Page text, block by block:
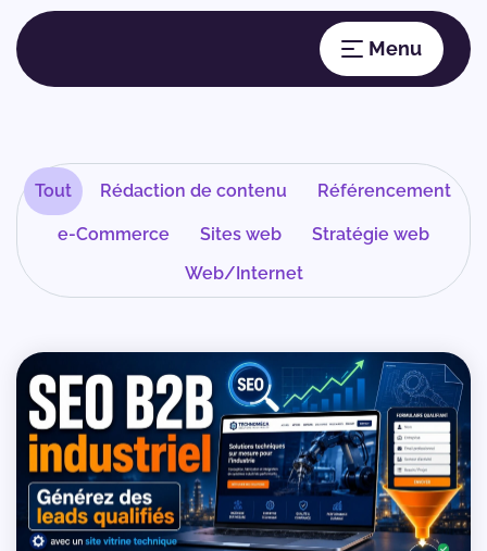
Tout Rédaction de contenu Référencement
e-Commerce Sites web
Stratégie web
Web/Internet